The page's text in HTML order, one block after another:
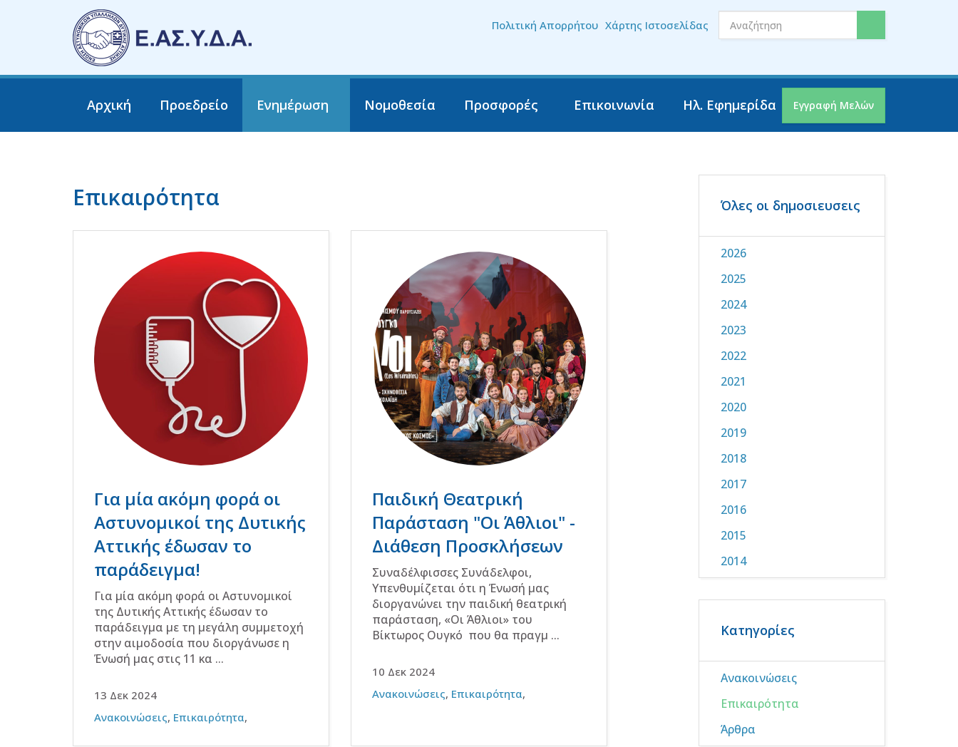
Εγγραφή Μελών
Αρχική Προεδρείο Ενημέρωση Νομοθεσία Προσφορές Επικοινωνία Ηλ. Εφημερίδα
Πολιτική Απορρήτου Χάρτης Ιστοσελίδας
Επικαιρότητα
Για μία ακόμη φορά οι
Αστυνομικοί της Δυτικής
Αττικής έδωσαν το
παράδειγμα!
Για μία ακόμη φορά οι Αστυνομικοί
της Δυτικής Αττικής έδωσαν το
παράδειγμα με τη μεγάλη συμμετοχή
στην αιμοδοσία που διοργάνωσε η
Ένωσή μας στις 11 κα ...
13 Δεκ 2024
Ανακοινώσεις, Επικαιρότητα,
Παιδική Θεατρική
Παράσταση "Οι Άθλιοι" -
Διάθεση Προσκλήσεων
Συναδέλφισσες Συνάδελφοι,
Υπενθυμίζεται ότι η Ένωσή μας
διοργανώνει την παιδική θεατρική
παράσταση, «Οι Άθλιοι» του
Βίκτωρος Ουγκό που θα πραγμ ...
10 Δεκ 2024
Ανακοινώσεις, Επικαιρότητα,
Όλες οι δημοσιευσεις
2026
2025
2024
2023
2022
2021
2020
2019
2018
2017
2016
2015
2014
Κατηγορίες
Ανακοινώσεις
Επικαιρότητα
Άρθρα